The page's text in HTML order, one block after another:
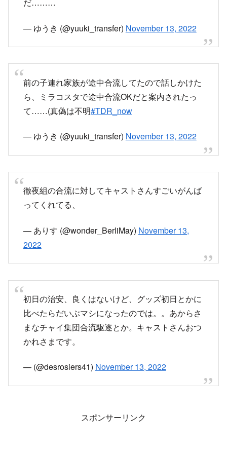
— ゆうき (@yuuki_transfer)
ってくれてる、
— ありす (@wonder_BerliMay)November 13,
2022
比べたらだいぶマシになったのでは。。あからさ
まなチャイ集団合流駆逐とか。キャストさんおつ
かれさまです。
— (@desrosiers41)November 13, 2022
スポンサーリンク